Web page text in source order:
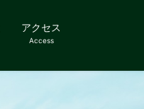
アクセス
Access